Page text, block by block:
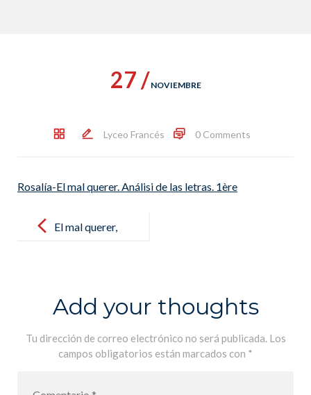
27 / NOVIEMBRE
Lyceo Francés 0 Comments
Rosalía-El mal querer. Análisi de las letras. 1ère
navigationEl mal querer,
los alumnos
de 1ère. Lycée
Français MLF
Add your thoughts
Tu dirección de correo electrónico no será publicada. Los
campos obligatorios están marcados con *